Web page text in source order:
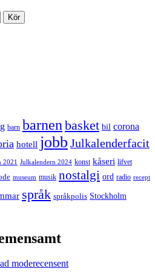
barn barnen basket bil corona
hotell jobb Julkalenderfacit
2021 Julkalendern 2024 konst kåseri lifvet
museum musik nostalgi ord radio recept
språk språkpolis Stockholm
moderecensent